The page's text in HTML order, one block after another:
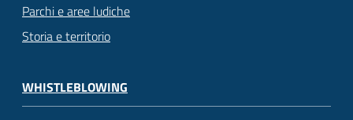
Parchi e aree ludiche
Storia e territorio
WHISTLEBLOWING